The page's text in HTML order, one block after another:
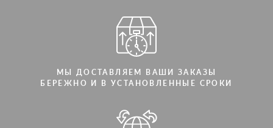
МЫ ДОСТАВЛЯЕМ ВАШИ ЗАКАЗЫ
БЕРЕЖНО И В УСТАНОВЛЕННЫЕ СРОКИ